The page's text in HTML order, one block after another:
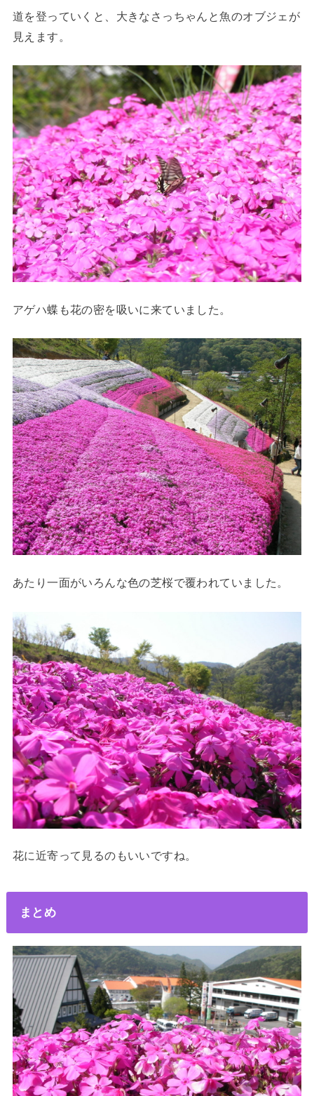
道を登っていくと、大きなさっちゃんと魚のオブジェが
見えます。
アゲハ蝶も花の密を吸いに来ていました。
あたり一面がいろんな色の芝桜で覆われていました。
花に近寄って見るのもいいですね。
まとめ